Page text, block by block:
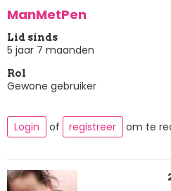
ManMetPen
Lid sinds
5 jaar 7 maanden
Rol
Gewone gebruiker
Login of registreer om te